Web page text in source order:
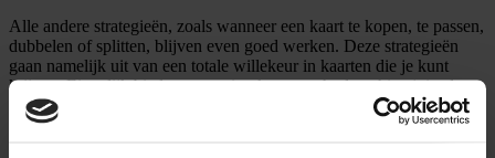
Alle andere strategieën, zoals wanneer een kaart te kopen, te passen,
dubbelen of splitten, blijven even goed werken. Deze strategieën
gaan namelijk uit van een totale willekeur in kaarten die je kunt
krijgen. Eigenlijk biedt een continu kaartenschudmachine juist de
ideale omstandigheden voor deze strategieën.